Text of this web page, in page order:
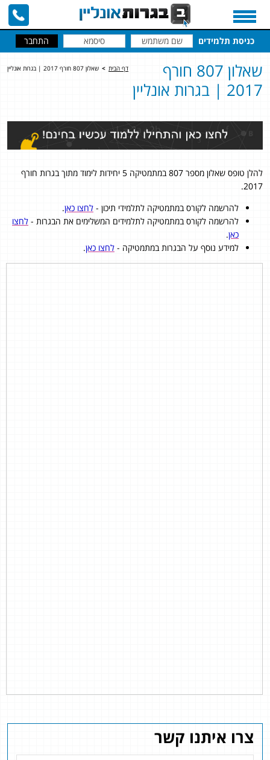
כניסת תלמידים
צרו איתנו קשר
דף הבית > שאלון 807 חורף 2017 | בגרות אונליין
שאלון 807 חורף
2017 | בגרות אונליין
להלן טופס שאלון מספר 807 במתמטיקה 5 יחידות לימוד מתוך בגרות חורף
2017.
להרשמה לקורס במתמטיקה לתלמידי תיכון - לחצו כאן.
להרשמה לקורס במתמטיקה לתלמידים המשלימים את הבגרות - לחצו
כאן.
למידע נוסף על הבגרות במתמטיקה - לחצו כאן.